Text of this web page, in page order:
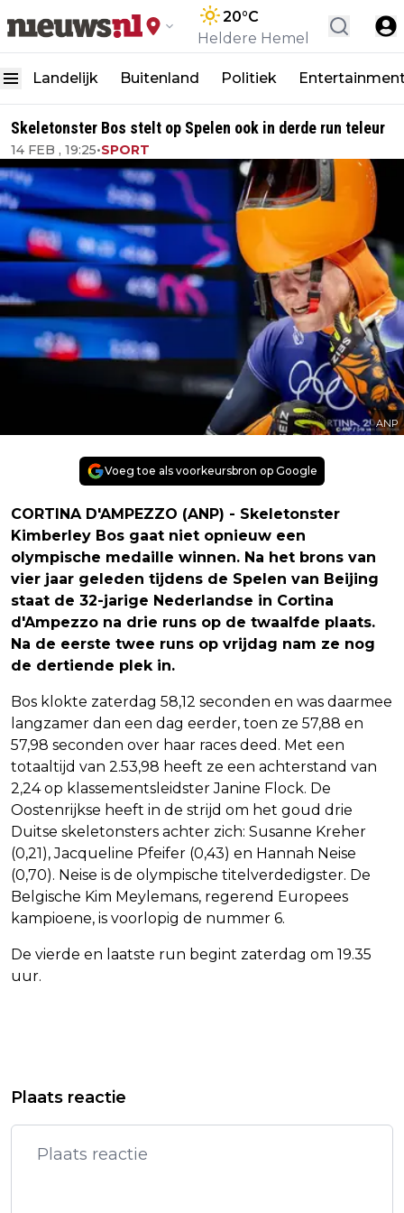
20°C
Heldere Hemel
Landelijk Buitenland Politiek
Skeletonster Bos stelt op Spelen ook in derde run teleur
14 FEB , 19:25•SPORT
ANP
Voeg toe als voorkeursbron op Google
CORTINA D'AMPEZZO (ANP) - Skeletonster
Kimberley Bos gaat niet opnieuw een
olympische medaille winnen. Na het brons van
vier jaar geleden tijdens de Spelen van Beijing
staat de 32-jarige Nederlandse in Cortina
d'Ampezzo na drie runs op de twaalfde plaats.
Na de eerste twee runs op vrijdag nam ze nog
de dertiende plek in.
Bos klokte zaterdag 58,12 seconden en was daarmee
langzamer dan een dag eerder, toen ze 57,88 en
57,98 seconden over haar races deed. Met een
totaaltijd van 2.53,98 heeft ze een achterstand van
2,24 op klassementsleidster Janine Flock. De
Oostenrijkse heeft in de strijd om het goud drie
Duitse skeletonsters achter zich: Susanne Kreher
(0,21), Jacqueline Pfeifer (0,43) en Hannah Neise
(0,70). Neise is de olympische titelverdedigster. De
Belgische Kim Meylemans, regerend Europees
kampioene, is voorlopig de nummer 6.
De vierde en laatste run begint zaterdag om 19.35
uur.
HERACLES IN STRIJD TEGEN
AJAX BEGINT MET ZINTSJENKO EN
MOKIO TEGEN FORTUNA SITTARD
Plaats reactie